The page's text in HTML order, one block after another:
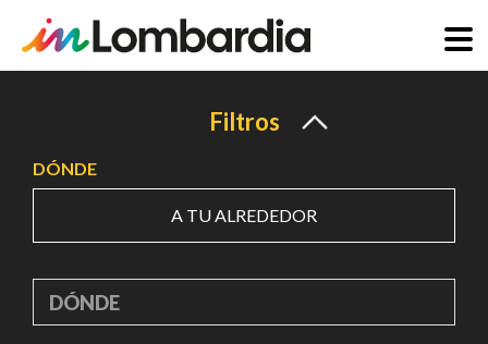
principal
Filtros
DÓNDE
A TU ALREDEDOR
DÓNDE